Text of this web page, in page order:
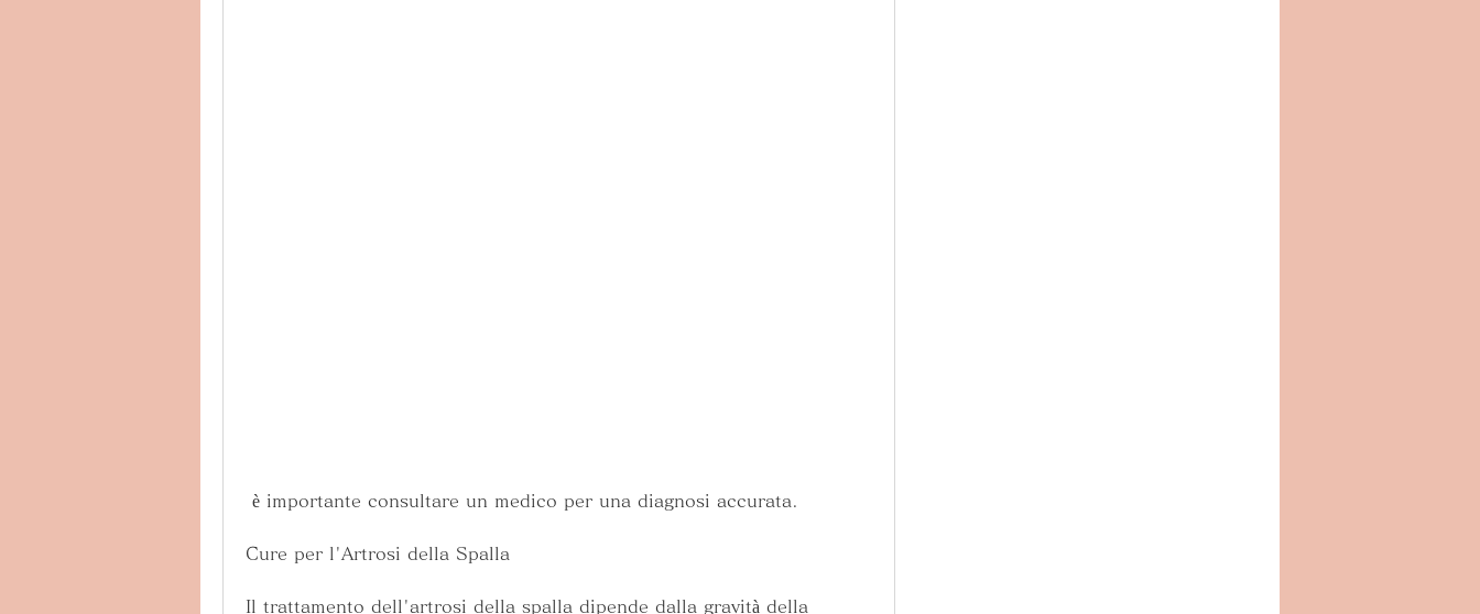
è importante consultare un medico per una diagnosi accurata.
Cure per l'Artrosi della Spalla
Il trattamento dell'artrosi della spalla dipende dalla gravità della